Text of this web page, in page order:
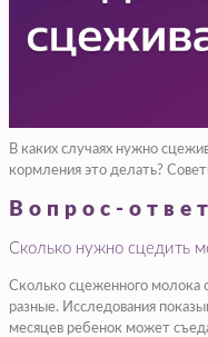
В каких случаях нужно
кормления это делать?
Вопрос-ответ
Сколько нужно сцедить
Сколько сцеженного молока
разные. Исследования
месяцев ребенок может